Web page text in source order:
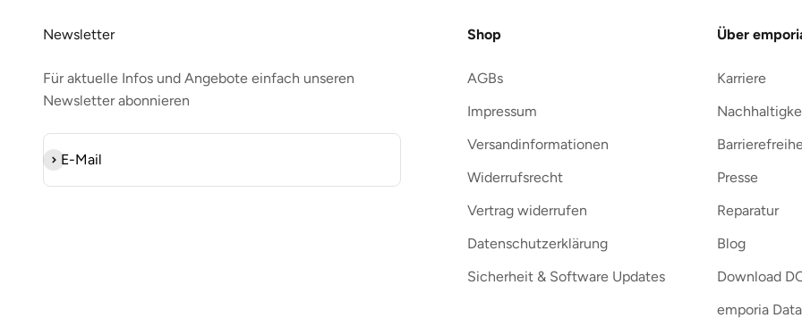
Newsletter
Für aktuelle Infos und Angebote einfach unseren
Newsletter abonnieren
E-Mail
Abonnieren
Shop
AGBs
Impressum
Versandinformationen
Widerrufsrecht
Vertrag widerrufen
Datenschutzerklärung
Sicherheit & Software Updates
Über
Karriere
Presse
Reparatur
Blog
Download
emporia